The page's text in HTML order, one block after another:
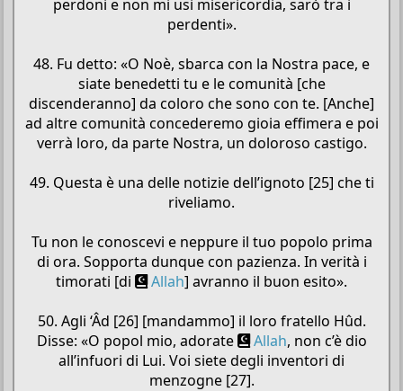
perdoni e non mi usi misericordia, sarò tra i
perdenti».
48. Fu detto: «O Noè, sbarca con la Nostra pace, e
siate benedetti tu e le comunità [che
discenderanno] da coloro che sono con te. [Anche]
ad altre comunità concederemo gioia effimera e poi
verrà loro, da parte Nostra, un doloroso castigo.
49. Questa è una delle notizie dell’ignoto [25] che ti
riveliamo.
Tu non le conoscevi e neppure il tuo popolo prima
di ora. Sopporta dunque con pazienza. In verità i
timorati [di
Allah] avranno il buon esito».
50. Agli ‘Âd [26] [mandammo] il loro fratello Hûd.
Disse: «O popol mio, adorate
Allah, non c’è dio
all’infuori di Lui. Voi siete degli inventori di
menzogne [27].